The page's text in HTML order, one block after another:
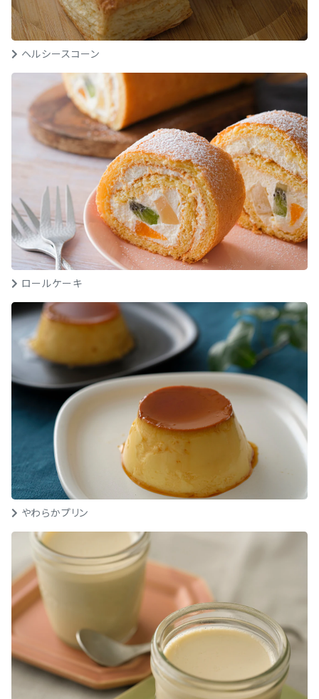
ヘルシースコーン
ロールケーキ
やわらかプリン